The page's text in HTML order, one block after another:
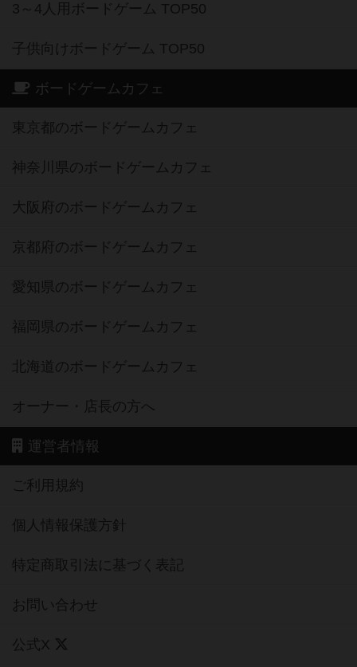
3～4人用ボードゲーム TOP50
子供向けボードゲーム TOP50
ボードゲームカフェ
東京都のボードゲームカフェ
神奈川県のボードゲームカフェ
大阪府のボードゲームカフェ
京都府のボードゲームカフェ
愛知県のボードゲームカフェ
福岡県のボードゲームカフェ
北海道のボードゲームカフェ
オーナー・店長の方へ
運営者情報
ご利用規約
個人情報保護方針
特定商取引法に基づく表記
お問い合わせ
公式X